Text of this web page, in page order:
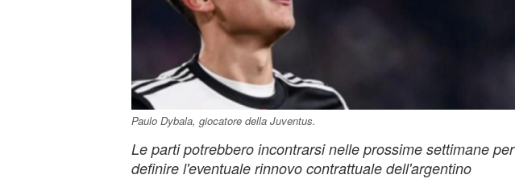
Paulo Dybala, giocatore della Juventus.
Le parti potrebbero incontrarsi nelle prossime settimane per
definire l'eventuale rinnovo contrattuale dell'argentino